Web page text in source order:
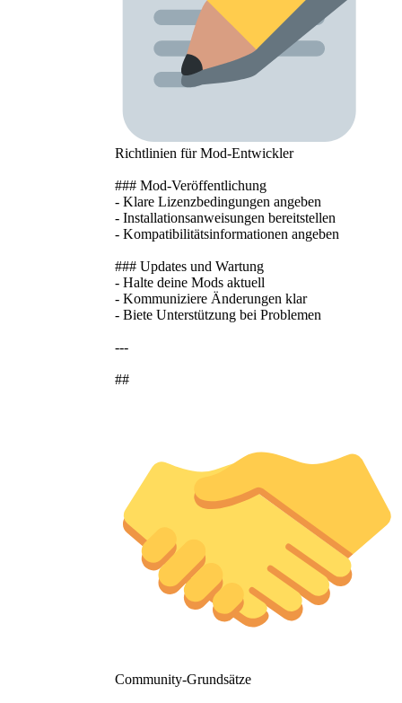
Richtlinien für Mod-Entwickler
### Mod-Veröffentlichung
- Klare Lizenzbedingungen angeben
- Installationsanweisungen bereitstellen
- Kompatibilitätsinformationen angeben
### Updates und Wartung
- Halte deine Mods aktuell
- Kommuniziere Änderungen klar
- Biete Unterstützung bei Problemen
---
##
Community-Grundsätze